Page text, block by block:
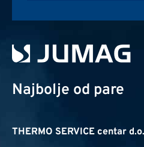
Najbolje od pare
THERMO SERVICE centar